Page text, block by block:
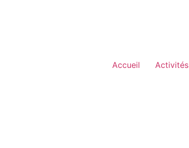
Accueil Activités